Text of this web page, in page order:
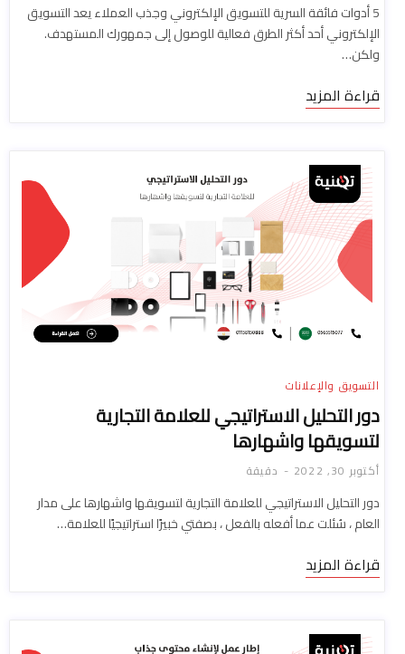
5 أدوات فائقة السرية للتسويق الإلكتروني وجذب العملاء يعد التسويق
الإلكتروني أحد أكثر الطرق فعالية للوصول إلى جمهورك المستهدف.
ولكن…
قراءة المزيد
التسويق والإعلانات
دور التحليل الاستراتيجي للعلامة التجارية
لتسويقها واشهارها
أكتوبر 30, 2022 دقيقة
دور التحليل الاستراتيجي للعلامة التجارية لتسويقها واشهارها على مدار
العام ، سُئلت عما أفعله بالفعل ، بصفتي خبيرًا استراتيجيًا للعلامة…
قراءة المزيد